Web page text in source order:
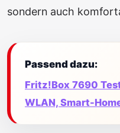
sondern auch
Passend dazu:
Fritz!Box 7690
WLAN, Smart-